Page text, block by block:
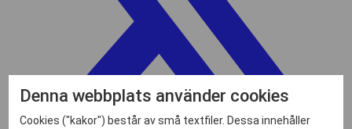
Denna webbplats använder cookies
Cookies ("kakor") består av små textfiler. Dessa innehåller